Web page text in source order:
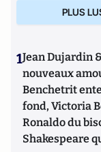
PLUS
1Jean Dujardin
nouveaux
Benchetrit
fond, Victoria
Ronaldo du
Shakespeare